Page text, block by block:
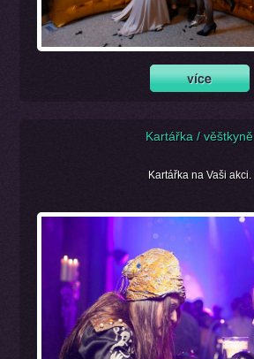
Kartářka / věštkyně
Kartářka na Vaši akci.